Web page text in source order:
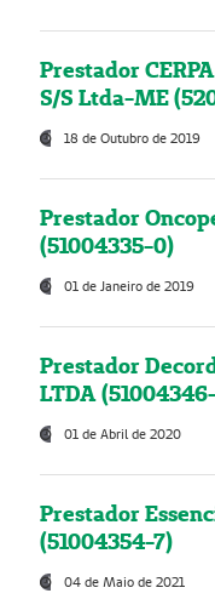
Prestador
S/S Ltda-ME
18 de Outubro de 2019
Prestador
(51004335-0)
01 de Janeiro de 2019
Prestador
LTDA
01 de Abril de 2020
Prestador
(51004354-7)
04 de Maio de 2021